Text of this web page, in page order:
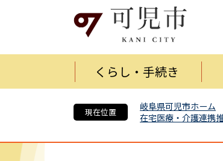
くらし・手続き
現在位置 岐阜県可児市ホーム
在宅医療・介護連携